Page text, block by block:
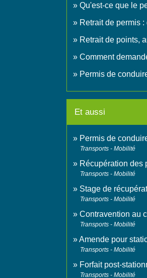
Qu'est-ce que le
Retrait de permis
Retrait de points,
Comment
Permis de
Et aussi
Permis de
Transports - Mobilité
Récupération des
Transports - Mobilité
Stage de
Transports - Mobilité
Contravention au
Transports - Mobilité
Amende pour
Transports - Mobilité
Forfait post-
Transports - Mobilité